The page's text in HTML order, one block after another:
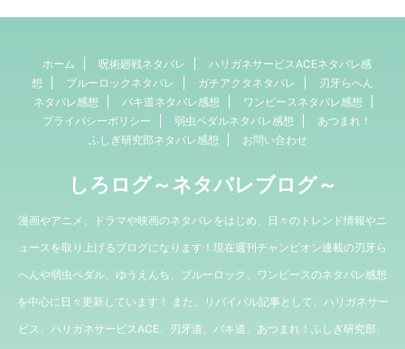
ホーム 呪術廻戦ネタバレ
ハリガネサービスACEネタバレ感
想
ブルーロックネタバレ ガチアクタネタバレ
刃牙らへん
ネタバレ感想
バキ道ネタバレ感想
ワンピースネタバレ感想
プライバシーポリシー
弱虫ペダルネタバレ感想
あつまれ！
ふしぎ研究部ネタバレ感想
お問い合わせ
しろログ～ネタバレブログ～
漫画やアニメ、ドラマや映画のネタバレをはじめ、日々のトレンド情報やニ
ュースを取り上げるブログになります！現在週刊チャンピオン連載の刃牙ら
へんや弱虫ペダル、ゆうえんち、ブルーロック、ワンピースのネタバレ感想
を中心に日々更新しています！ また、リバイバル記事として、ハリガネサー
ビス、ハリガネサービスACE、刃牙道、バキ道、あつまれ！ふしぎ研究部、